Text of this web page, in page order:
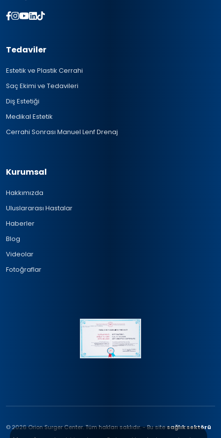
Tedaviler
Estetik ve Plastik Cerrahi
Saç Ekimi ve Tedavileri
Diş Estetiği
Medikal Estetik
Cerrahi Sonrası Manuel Lenf Drenaj
Kurumsal
Hakkımızda
Uluslararası Hastalar
Haberler
Blog
Videolar
Fotoğraflar
© 2026 Orion Surger Center. Tüm hakları saklıdır. - Bu sitesağlık sektörü